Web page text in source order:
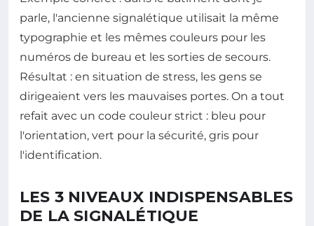
parle, l'ancienne signalétique utilisait la même
typographie et les mêmes couleurs pour les
numéros de bureau et les sorties de secours.
Résultat : en situation de stress, les gens se
dirigeaient vers les mauvaises portes. On a tout
refait avec un code couleur strict : bleu pour
l'orientation, vert pour la sécurité, gris pour
l'identification.
LES 3 NIVEAUX INDISPENSABLES
DE LA SIGNALÉTIQUE